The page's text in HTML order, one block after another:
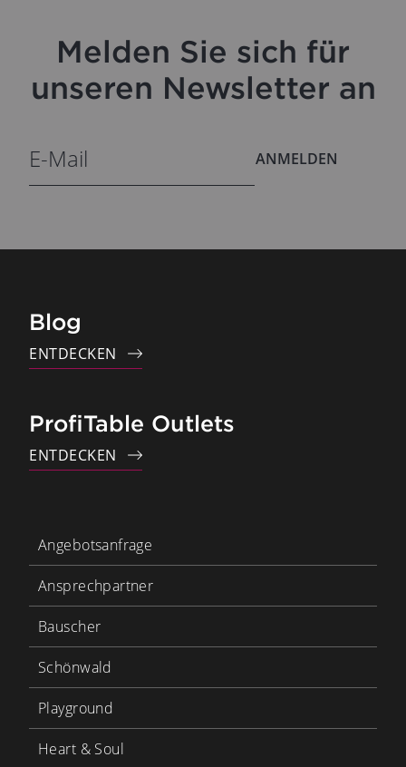
Melden Sie sich für
unseren Newsletter an
ANMELDEN
Blog
ENTDECKEN
ProfiTable Outlets
ENTDECKEN
Angebotsanfrage
Ansprechpartner
Bauscher
Schönwald
Playground
Heart & Soul